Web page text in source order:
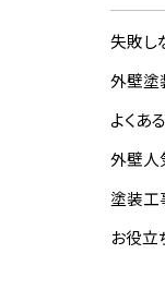
失敗し
外壁塗
よくあ
外壁人
塗装工
お役立